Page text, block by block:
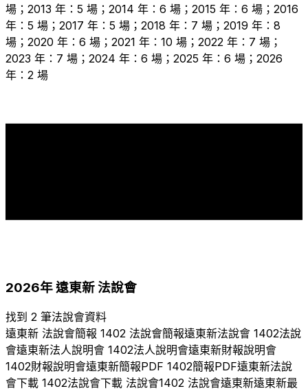
場；2013 年：5 場；2014 年：6 場；2015 年：6 場；2016
年：5 場；2017 年：5 場；2018 年：7 場；2019 年：8
場；2020 年：6 場；2021 年：10 場；2022 年：7 場；
2023 年：7 場；2024 年：6 場；2025 年：6 場；2026
年：2 場
2026年遠東新法說會
找到 2 筆法說會資料
遠東新 法說會簡報 1402 法說會簡報遠東新法說會 1402法說
會遠東新法人說明會 1402法人說明會遠東新財報說明會
1402財報說明會遠東新簡報PDF 1402簡報PDF遠東新法說
會下載 1402法說會下載 法說會1402 法說會遠東新遠東新最